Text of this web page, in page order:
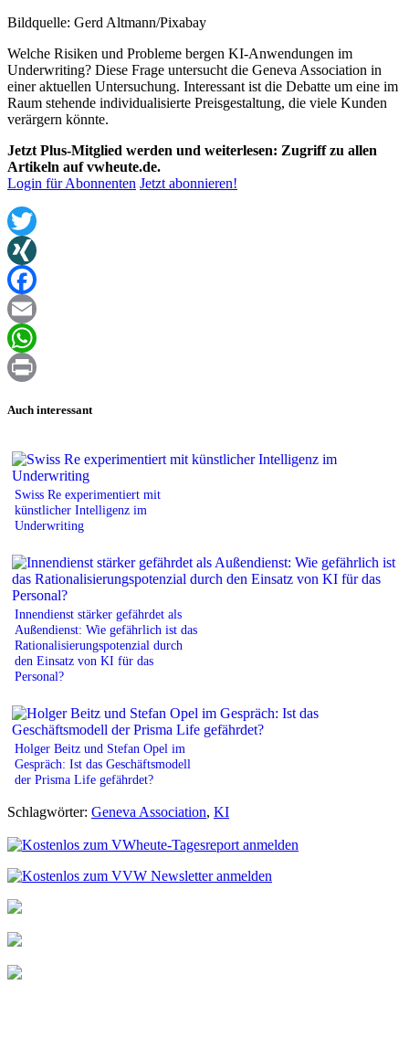
Bildquelle: Gerd Altmann/Pixabay
Welche Risiken und Probleme bergen KI-Anwendungen im
Underwriting? Diese Frage untersucht die Geneva Association in
einer aktuellen Untersuchung. Interessant ist die Debatte um eine im
Raum stehende individualisierte Preisgestaltung, die viele Kunden
verärgern könnte.
Jetzt Plus-Mitglied werden und weiterlesen: Zugriff zu allen
Artikeln auf vwheute.de.
Login für Abonnenten Jetzt abonnieren!
Twitter
XING
Facebook
Email
WhatsApp
Auch interessant
Swiss Re experimentiert mit
künstlicher Intelligenz im
Underwriting
Innendienst stärker gefährdet als
Außendienst: Wie gefährlich ist das
Rationalisierungspotenzial durch
den Einsatz von KI für das
Personal?
Holger Beitz und Stefan Opel im
Gespräch: Ist das Geschäftsmodell
der Prisma Life gefährdet?
Schlagwörter: Geneva Association, KI